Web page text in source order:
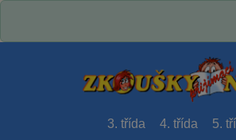
3. třída 4. třída 5.